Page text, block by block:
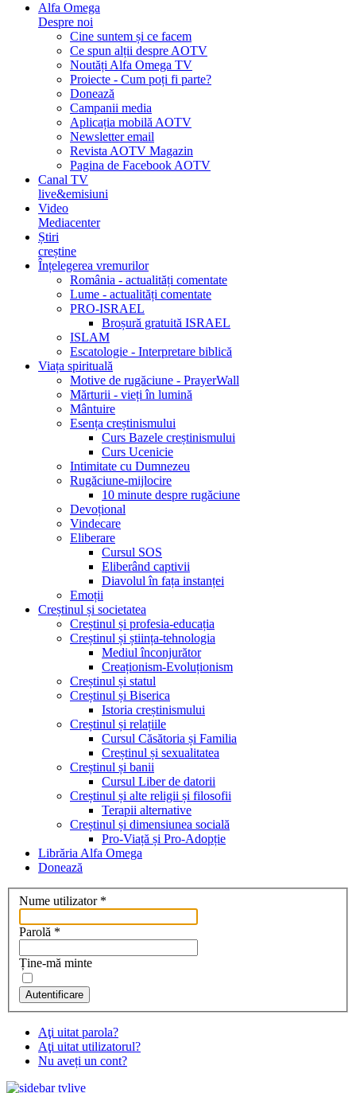
Alfa Omega
Despre noi
Cine suntem și ce facem
Ce spun alții despre AOTV
Noutăți Alfa Omega TV
Proiecte - Cum poți fi parte?
Donează
Campanii media
Aplicația mobilă AOTV
Newsletter email
Revista AOTV Magazin
Pagina de Facebook AOTV
Canal TV
live&emisiuni
Video
Mediacenter
Știri
creștine
Înțelegerea vremurilor
România - actualități comentate
Lume - actualități comentate
PRO-ISRAEL
Broșură gratuită ISRAEL
ISLAM
Escatologie - Interpretare biblică
Viața spirituală
Motive de rugăciune - PrayerWall
Mărturii - vieți în lumină
Mântuire
Esența creștinismului
Curs Bazele creștinismului
Curs Ucenicie
Intimitate cu Dumnezeu
Rugăciune-mijlocire
10 minute despre rugăciune
Devoțional
Vindecare
Eliberare
Cursul SOS
Eliberând captivii
Diavolul în fața instanței
Emoții
Creștinul și societatea
Creștinul și profesia-educația
Creștinul și știința-tehnologia
Mediul înconjurător
Creaționism-Evoluționism
Creștinul și statul
Creștinul și Biserica
Istoria creștinismului
Creștinul și relațiile
Cursul Căsătoria și Familia
Creștinul și sexualitatea
Creștinul și banii
Cursul Liber de datorii
Creștinul și alte religii și filosofii
Terapii alternative
Creștinul și dimensiunea socială
Pro-Viață și Pro-Adopție
Librăria Alfa Omega
Donează
Nume utilizator*
Parolă *
Ține-mă minte
Autentificare
Aţi uitat parola?
Aţi uitat utilizatorul?
Nu aveți un cont?